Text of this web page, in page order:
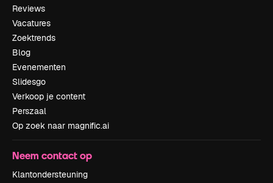
Reviews
Vacatures
Zoektrends
Blog
Evenementen
Slidesgo
Verkoop je content
Perszaal
Op zoek naar magnific.ai
Neem contact op
Klantondersteuning